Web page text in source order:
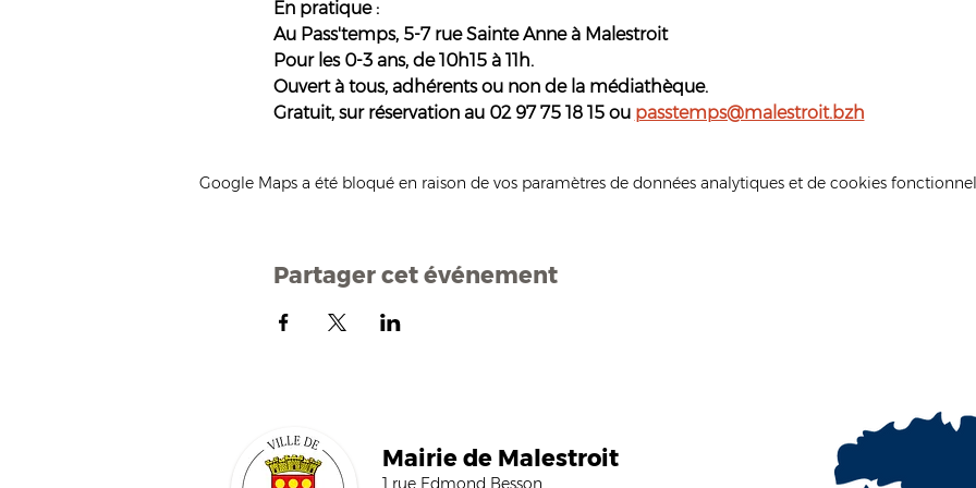
En pratique :
Au Pass'temps, 5-7 rue Sainte Anne à Malestroit
Pour les 0-3 ans, de 10h15 à 11h.
Ouvert à tous, adhérents ou non de la médiathèque.
Gratuit, sur réservation au 02 97 75 18 15 ou passtemps@malestroit.bzh
Google Maps a été bloqué en raison de vos paramètres de données analytiques et de cookies
Partager cet événement
Mairie de Malestroit
1 rue Edmond Besson